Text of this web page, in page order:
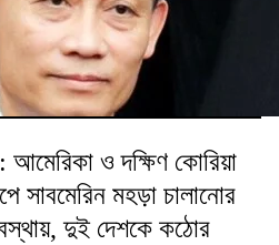
ও দক্ষিণ কোরিয়া
সাবমেরিন মহড়া চালানোর
দুই দেশকে কঠোর